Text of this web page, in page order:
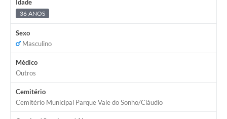
Idade
36 ANOS
Sexo
Masculino
Médico
Outros
Cemitério
Cemitério Municipal Parque Vale do Sonho/Cláudio